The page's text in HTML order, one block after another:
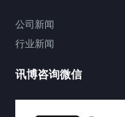
公司新闻
行业新闻
讯博咨询微信